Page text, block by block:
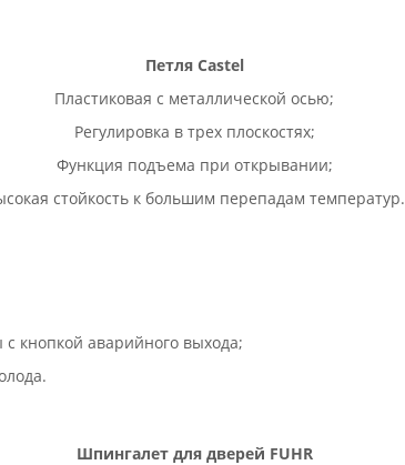
Петля Castel
Пластиковая с металлической осью;
Регулировка в трех плоскостях;
Функция подъема при открывании;
стойкость к большим перепадам температур.
кнопкой аварийного выхода;
Шпингалет для дверей FUHR